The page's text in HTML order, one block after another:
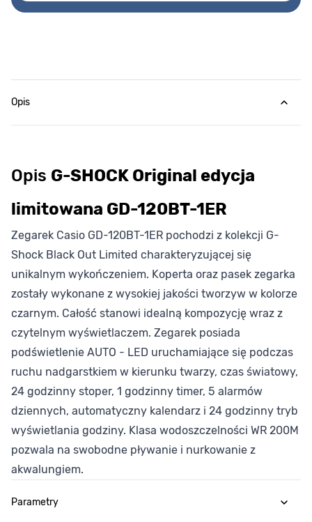
Opis
Opis G-SHOCK Original edycja
limitowana GD-120BT-1ER
Zegarek Casio GD-120BT-1ER pochodzi z kolekcji G-
Shock Black Out Limited charakteryzującej się
unikalnym wykończeniem. Koperta oraz pasek zegarka
zostały wykonane z wysokiej jakości tworzyw w kolorze
czarnym. Całość stanowi idealną kompozycję wraz z
czytelnym wyświetlaczem. Zegarek posiada
podświetlenie AUTO - LED uruchamiające się podczas
ruchu nadgarstkiem w kierunku twarzy, czas światowy,
24 godzinny stoper, 1 godzinny timer, 5 alarmów
dziennych, automatyczny kalendarz i 24 godzinny tryb
wyświetlania godziny. Klasa wodoszczelności WR 200M
pozwala na swobodne pływanie i nurkowanie z
akwalungiem.
Parametry